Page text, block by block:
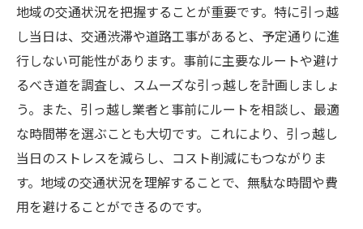
厚別区のリサイクルショップを活用する方
法
引っ越し当日のスムーズな進行のための準
備
地域の支援サービスを活用した引っ越し準
備
引っ越し後の生活をスムーズにスタートす
る方法
札幌市厚別区での引っ越しを成功させるための
地域の交通状況を把握することが重要です。特に引っ越
し当日は、交通渋滞や道路工事があると、予定通りに進
行しない可能性があります。事前に主要なルートや避け
るべき道を調査し、スムーズな引っ越しを計画しましょ
う。また、引っ越し業者と事前にルートを相談し、最適
な時間帯を選ぶことも大切です。これにより、引っ越し
当日のストレスを減らし、コスト削減にもつながりま
す。地域の交通状況を理解することで、無駄な時間や費
用を避けることができるのです。